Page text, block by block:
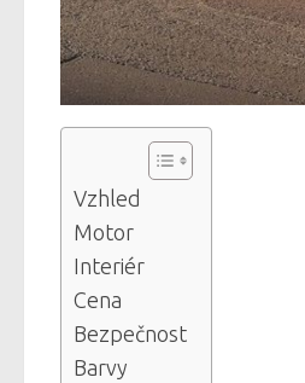
Vzhled
Motor
Interiér
Cena
Bezpečnost
Barvy